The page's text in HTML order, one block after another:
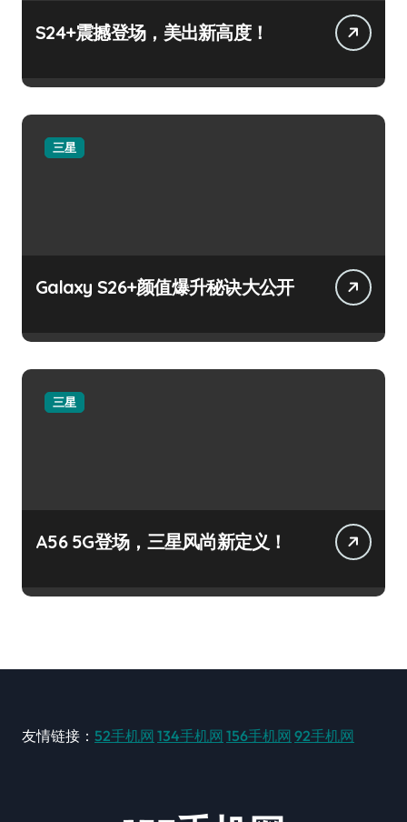
S24+震撼登场，美出新高度！
三星
Galaxy S26+颜值爆升秘诀大公开
三星
A56 5G登场，三星风尚新定义！
友情链接： 52手机网 134手机网 156手机网 92手机网